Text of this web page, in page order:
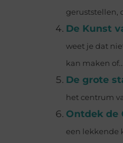
geruststellen,
De Kunst
weet je dat
kan maken of...
De grote
het centrum
Ontdek de
een lekkende